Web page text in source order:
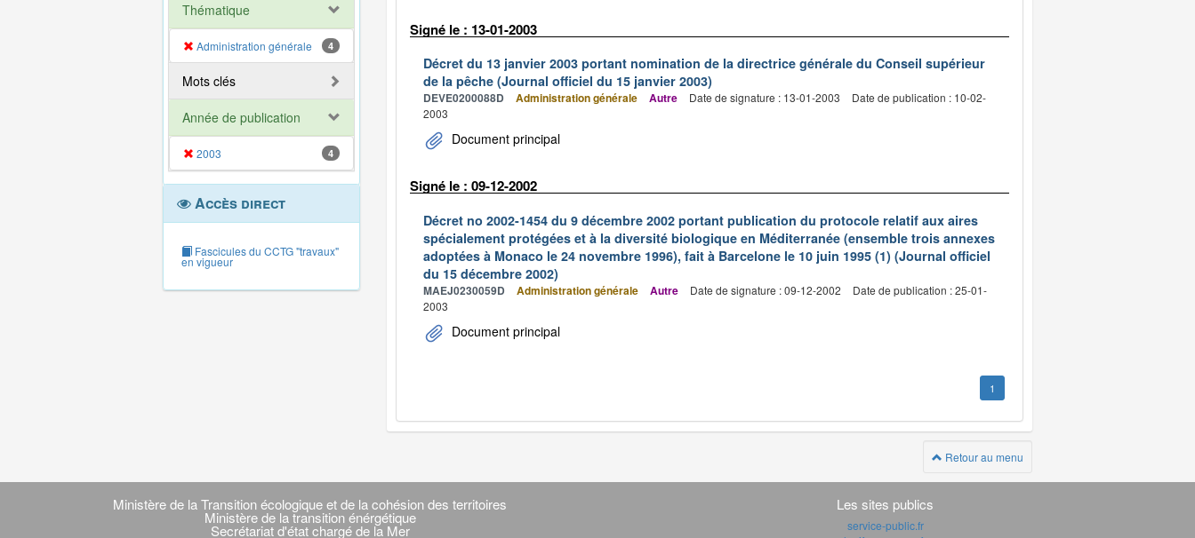
Thématique
Administration générale 4
Mots clés
Année de publication
2003 4
Accès direct
Fascicules du CCTG "travaux"
en vigueur
Signé le : 13-01-2003
Décret du 13 janvier 2003 portant nomination de la directrice générale du Conseil supérieur
de la pêche (Journal officiel du 15 janvier 2003)
DEVE0200088D Administration générale Autre Date de signature : 13-01-2003
Date de publication : 10-02-
2003
Document principal
Signé le : 09-12-2002
Décret no 2002-1454 du 9 décembre 2002 portant publication du protocole relatif aux aires
spécialement protégées et à la diversité biologique en Méditerranée (ensemble trois annexes
adoptées à Monaco le 24 novembre 1996), fait à Barcelone le 10 juin 1995 (1) (Journal officiel
du 15 décembre 2002)
MAEJ0230059D Administration générale Autre Date de signature : 09-12-2002
Date de publication : 25-01-
2003
Document principal
1
Retour au menu
Navigation
transverseMinistère de la Transition écologique et de la cohésion des territoires
Ministère de la transition énérgétique
Secrétariat d'état chargé de la Mer
Les sites publics
service-public.fr